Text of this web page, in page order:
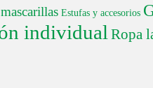
Estufas y accesorios
individual Ropa